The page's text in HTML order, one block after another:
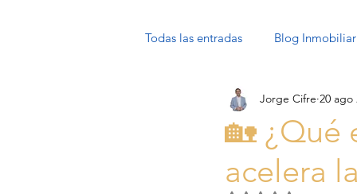
Todas las entradas Blog
Propiedades de Lujo en Mallorca
Villas en Mallorca: Lujo, Estilo
🏡 ¿Qué
acelera
Jorge Cifre 20 ago